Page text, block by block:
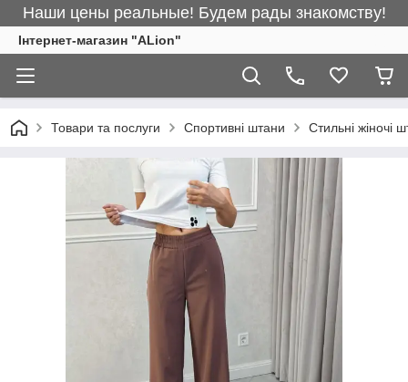
Наши цены реальные! Будем рады знакомству!
Інтернет-магазин "ALіon"
Товари та послуги Спортивні штани Стильні жіночі